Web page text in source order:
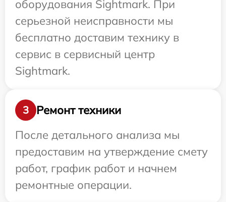
оборудования Sightmark. При
серьезной неисправности мы
бесплатно доставим технику в
сервис в сервисный центр
Sightmark.
3
Ремонт техники
После детального анализа мы
предоставим на утверждение смету
работ, график работ и начнем
ремонтные операции.